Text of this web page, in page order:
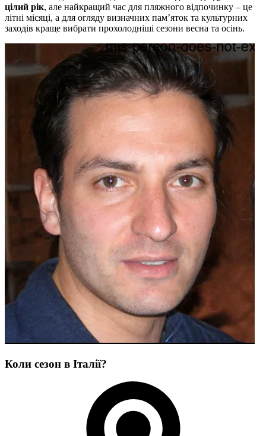
цілий рік, але найкращий час для пляжного відпочинку – це
літні місяці, а для огляду визначних пам’яток та культурних
заходів краще вибрати прохолодніші сезони весна та осінь.
Коли сезон в Італії?